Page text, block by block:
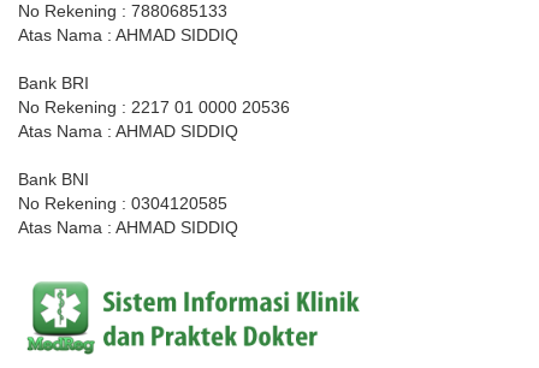
No Rekening : 7880685133
Atas Nama : AHMAD SIDDIQ
Bank BRI
No Rekening : 2217 01 0000 20536
Atas Nama : AHMAD SIDDIQ
Bank BNI
No Rekening : 0304120585
Atas Nama : AHMAD SIDDIQ